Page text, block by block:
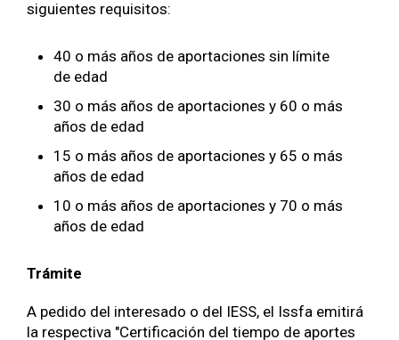
siguientes requisitos:
40 o más años de aportaciones sin límite
de edad
30 o más años de aportaciones y 60 o más
años de edad
15 o más años de aportaciones y 65 o más
años de edad
10 o más años de aportaciones y 70 o más
años de edad
Trámite
A pedido del interesado o del IESS, el Issfa emitirá
la respectiva "Certificación del tiempo de aportes